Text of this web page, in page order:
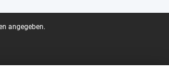
angegeben.